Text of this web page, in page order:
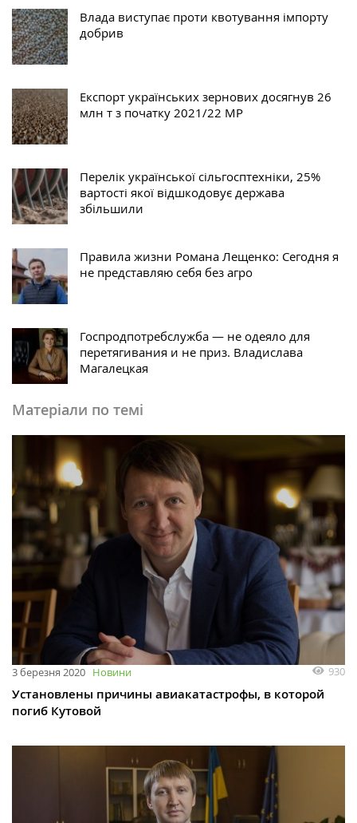
Влада виступає проти квотування імпорту
добрив
Експорт українських зернових досягнув 26
млн т з початку 2021/22 МР
Перелік української сільгосптехніки, 25%
вартості якої відшкодовує держава
збільшили
Правила жизни Романа Лещенко: Сегодня я
не представляю себя без агро
Госпродпотребслужба — не одеяло для
перетягивания и не приз. Владислава
Магалецкая
Матеріали по темі
3 березня 2020 Новини 930
Установлены причины авиакатастрофы, в которой
погиб Кутовой